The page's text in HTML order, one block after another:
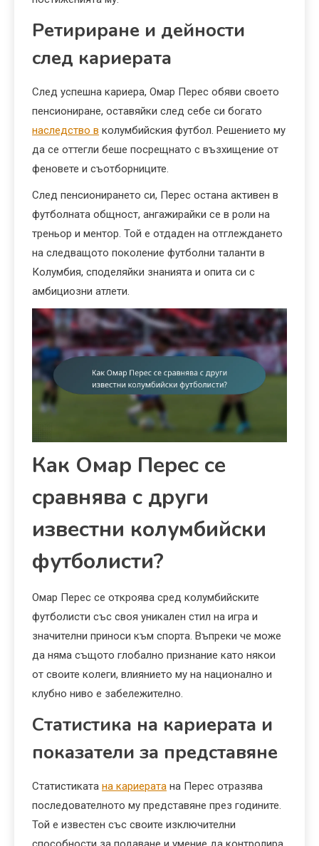
Ретириране и дейности
след кариерата
След успешна кариера, Омар Перес обяви своето
пенсиониране, оставяйки след себе си богато
наследство в колумбийския футбол. Решението му
да се оттегли беше посрещнато с възхищение от
феновете и съотборниците.
След пенсионирането си, Перес остана активен в
футболната общност, ангажирайки се в роли на
треньор и ментор. Той е отдаден на отглеждането
на следващото поколение футболни таланти в
Колумбия, споделяйки знанията и опита си с
амбициозни атлети.
Как Омар Перес се
сравнява с други
известни колумбийски
футболисти?
Омар Перес се откроява сред колумбийските
футболисти със своя уникален стил на игра и
значителни приноси към спорта. Въпреки че може
да няма същото глобално признание като някои
от своите колеги, влиянието му на национално и
клубно ниво е забележително.
Статистика на кариерата и
показатели за представяне
Статистиката на кариерата на Перес отразява
последователното му представяне през годините.
Той е известен със своите изключителни